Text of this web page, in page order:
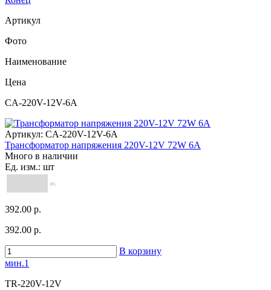
Артикул
Фото
Наименование
Цена
CA-220V-12V-6A
Артикул: CA-220V-12V-6A
Трансформатор напряжения 220V-12V 72W 6A
Много в наличии
Ед. изм.: шт
(0)
392.00 р.
392.00 р.
В корзину
мин.1
TR-220V-12V